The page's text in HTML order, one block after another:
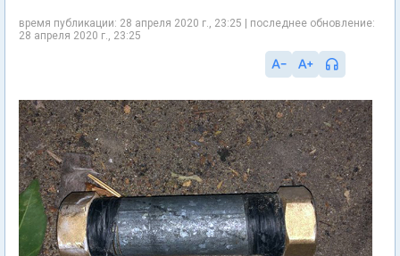
время публикации: 28 апреля 2020 г., 23:25 | последнее обновление:
28 апреля 2020 г., 23:25